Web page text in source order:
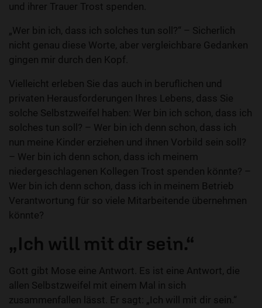
und ihrer Trauer Trost spenden.
„Wer bin ich, dass ich solches tun soll?“ – Sicherlich
nicht genau diese Worte, aber vergleichbare Gedanken
gingen mir durch den Kopf.
Vielleicht erleben Sie das auch in beruflichen und
privaten Herausforderungen Ihres Lebens, dass Sie
solche Selbstzweifel haben: Wer bin ich schon, dass ich
solches tun soll? – Wer bin ich denn schon, dass ich
nun meine Kinder erziehen und ihnen Vorbild sein soll?
– Wer bin ich denn schon, dass ich meinem
niedergeschlagenen Kollegen Trost spenden könnte? –
Wer bin ich denn schon, dass ich in meinem Betrieb
Verantwortung für so viele Mitarbeitende übernehmen
könnte?
„Ich will mit dir sein.“
Gott gibt Mose eine Antwort. Es ist eine Antwort, die
allen Selbstzweifel mit einem Mal in sich
zusammenfallen lässt. Er sagt: „Ich will mit dir sein.“